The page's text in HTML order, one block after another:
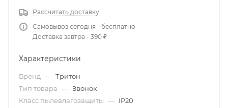
Рассчитать доставку
Самовывоз сегодня - бесплатно
Доставка завтра - 390 ₽
Характеристики
Бренд — Тритон
Тип товара — Звонок
Класс пылевлагозащиты — IP20